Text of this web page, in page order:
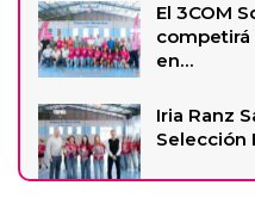
El 3COM
competirá
en…
Iria Ranz
Selección